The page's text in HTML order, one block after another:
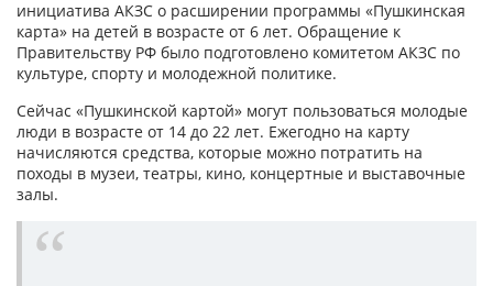
инициатива АКЗС о расширении программы «Пушкинская
карта» на детей в возрасте от 6 лет. Обращение к
Правительству РФ было подготовлено комитетом АКЗС по
культуре, спорту и молодежной политике.
Сейчас «Пушкинской картой» могут пользоваться молодые
люди в возрасте от 14 до 22 лет. Ежегодно на карту
начисляются средства, которые можно потратить на
походы в музеи, театры, кино, концертные и выставочные
залы.